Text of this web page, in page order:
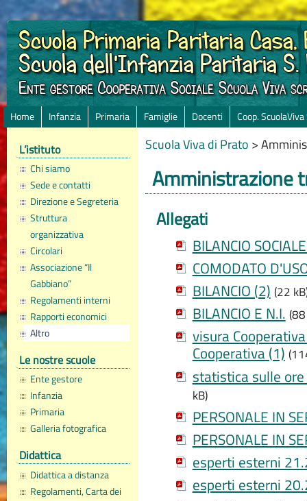
Home Infanzia Primaria Famiglie Docenti Coop. ScuolaViva
L’istituto
Chi siamo
Sede e contatti
Direzione e Segreteria
Struttura
organizzativa
Circolari
Associazione “Il
Gabbiano”
Regolamenti interni
Rapporti economici
Altro
Le nostre scuole
Ente gestore
Infanzia
Primaria
Galleria fotografica
Didattica
Didattica a distanza
Regolamenti, Carta dei
Scuola Viva di Prato >
Amministrazione
Allegati
BILANCIO
COMODATO
BILANCIO (2) (22
BILANCIO E N.I.
visura
Cooperativa (1)
statistica sulle
kB)
PERSONALE IN
PERSONALE IN
esperti esterni
esperti esterni